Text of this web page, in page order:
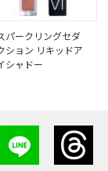
パークリングセダ
ション リキッドア
シャドー